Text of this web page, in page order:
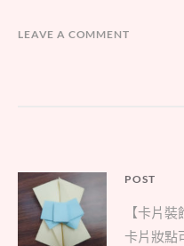
LEAVE A COMMENT
文
章
導
POST
Parent
post:
【卡片
卡片妝點